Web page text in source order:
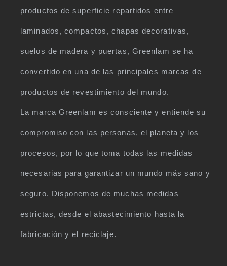
productos de superficie repartidos entre
laminados, compactos, chapas decorativas,
suelos de madera y puertas, Greenlam se ha
convertido en una de las principales marcas de
productos de revestimiento del mundo.
La marca Greenlam es consciente y entiende su
compromiso con las personas, el planeta y los
procesos, por lo que toma todas las medidas
necesarias para garantizar un mundo más sano y
seguro. Disponemos de muchas medidas
estrictas, desde el abastecimiento hasta la
fabricación y el reciclaje.